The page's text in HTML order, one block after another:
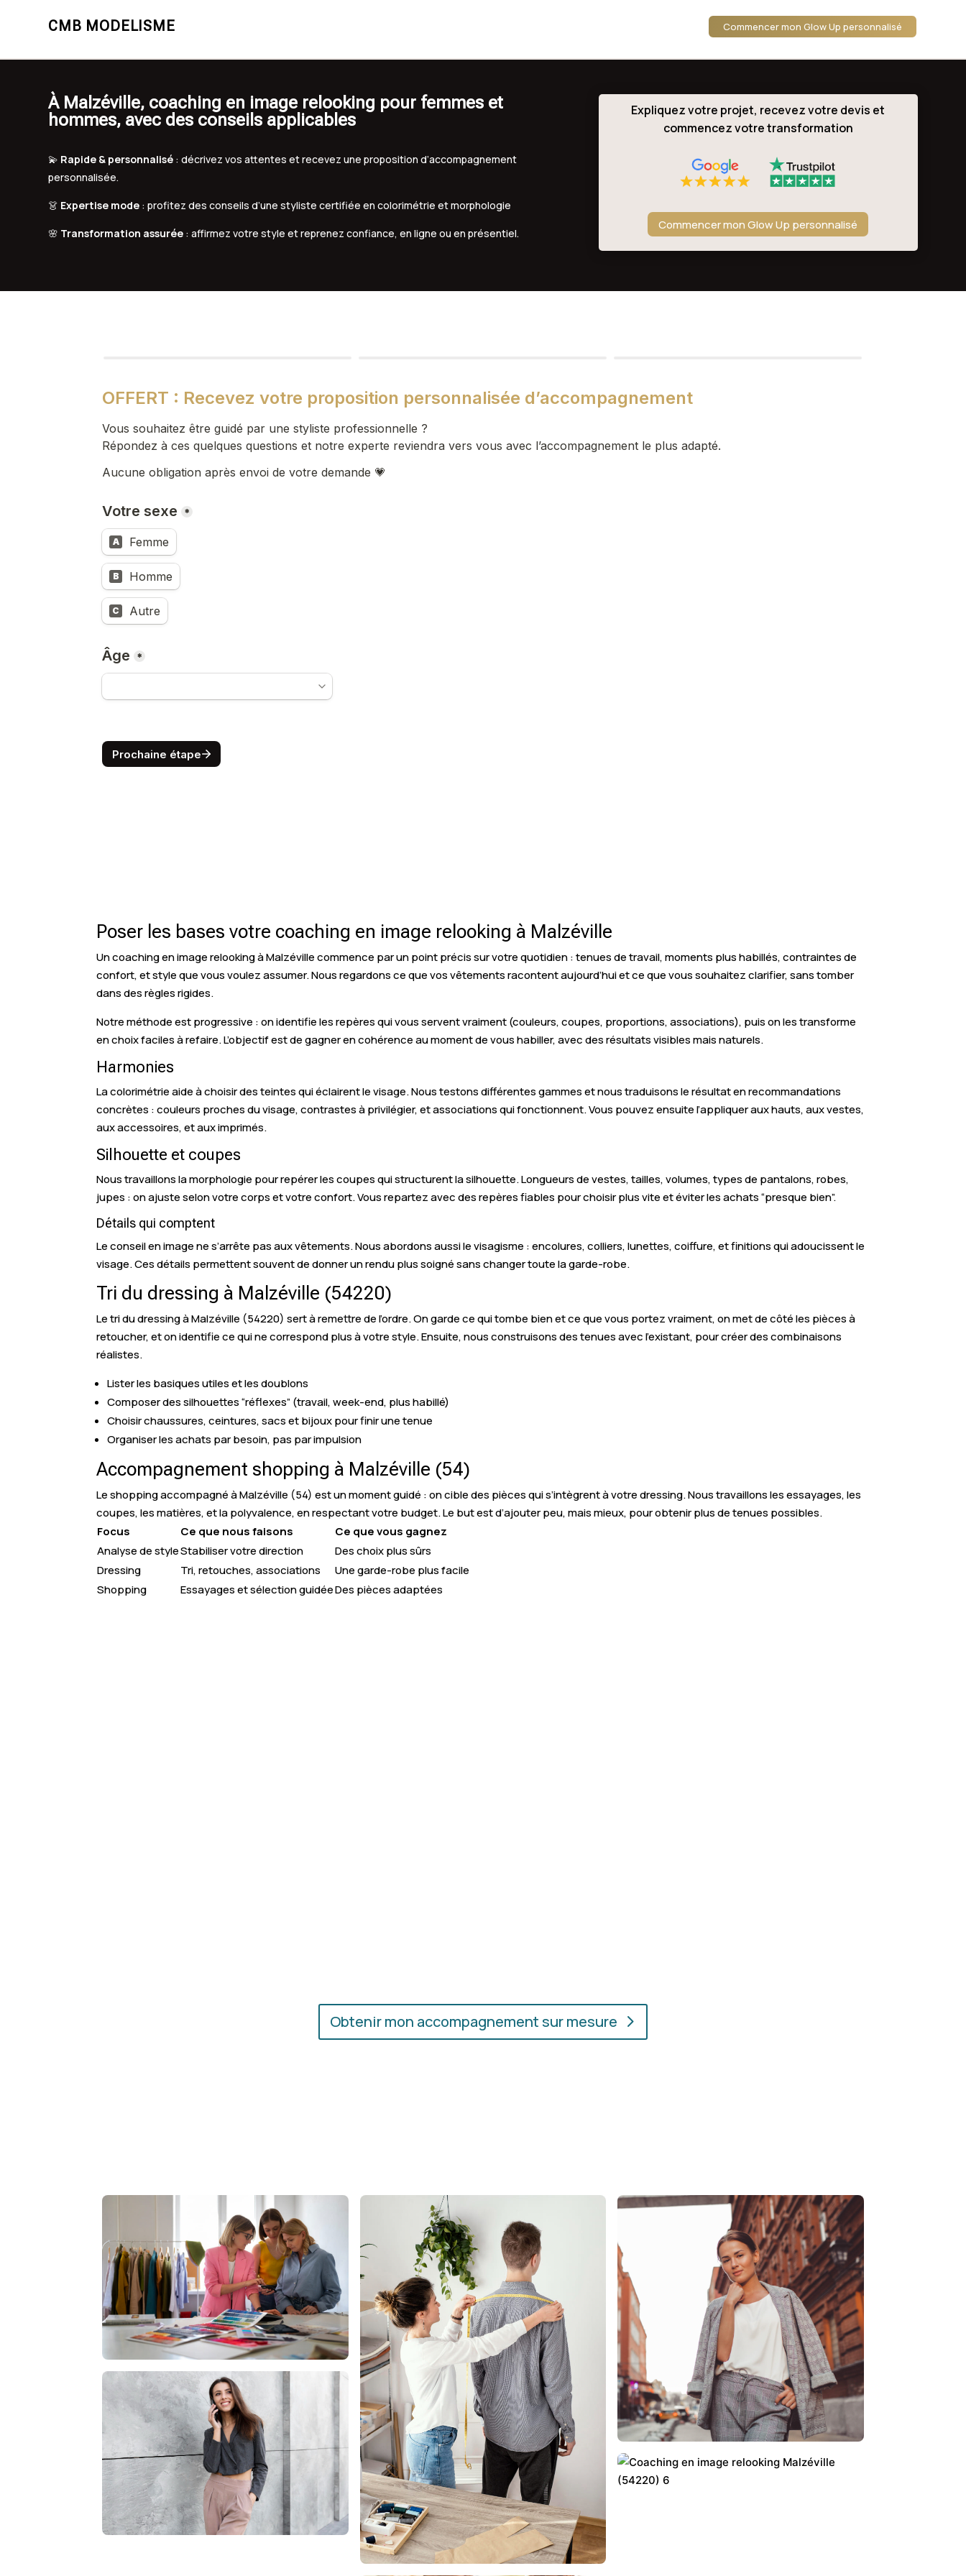
CMB MODELISME Commencer mon Glow Up personnalisé
À Malzéville, coaching en image relooking pour femmes et
hommes, avec des conseils applicables
💫 Rapide & personnalisé : décrivez vos attentes et recevez une proposition d’accompagnement
personnalisée.
👗 Expertise mode : profitez des conseils d’une styliste certifiée en colorimétrie et morphologie
🌸 Transformation assurée : affirmez votre style et reprenez confiance, en ligne ou en présentiel.
Expliquez votre projet, recevez votre devis et
commencez votre transformation
Commencer mon Glow Up personnalisé
Poser les bases votre coaching en image relooking à Malzéville
Un coaching en image relooking à Malzéville commence par un point précis sur votre quotidien : tenues de travail, moments plus habillés, contraintes de
confort, et style que vous voulez assumer. Nous regardons ce que vos vêtements racontent aujourd’hui et ce que vous souhaitez clarifier, sans tomber
dans des règles rigides.
Notre méthode est progressive : on identifie les repères qui vous servent vraiment (couleurs, coupes, proportions, associations), puis on les transforme
en choix faciles à refaire. L’objectif est de gagner en cohérence au moment de vous habiller, avec des résultats visibles mais naturels.
Harmonies
La colorimétrie aide à choisir des teintes qui éclairent le visage. Nous testons différentes gammes et nous traduisons le résultat en recommandations
concrètes : couleurs proches du visage, contrastes à privilégier, et associations qui fonctionnent. Vous pouvez ensuite l’appliquer aux hauts, aux vestes,
aux accessoires, et aux imprimés.
Silhouette et coupes
Nous travaillons la morphologie pour repérer les coupes qui structurent la silhouette. Longueurs de vestes, tailles, volumes, types de pantalons, robes,
jupes : on ajuste selon votre corps et votre confort. Vous repartez avec des repères fiables pour choisir plus vite et éviter les achats “presque bien”.
Détails qui comptent
Le conseil en image ne s’arrête pas aux vêtements. Nous abordons aussi le visagisme : encolures, colliers, lunettes, coiffure, et finitions qui adoucissent le
visage. Ces détails permettent souvent de donner un rendu plus soigné sans changer toute la garde-robe.
Tri du dressing à Malzéville (54220)
Le tri du dressing à Malzéville (54220) sert à remettre de l’ordre. On garde ce qui tombe bien et ce que vous portez vraiment, on met de côté les pièces à
retoucher, et on identifie ce qui ne correspond plus à votre style. Ensuite, nous construisons des tenues avec l’existant, pour créer des combinaisons
réalistes.
Lister les basiques utiles et les doublons
Composer des silhouettes “réflexes” (travail, week-end, plus habillé)
Choisir chaussures, ceintures, sacs et bijoux pour finir une tenue
Organiser les achats par besoin, pas par impulsion
Accompagnement shopping à Malzéville (54)
Le shopping accompagné à Malzéville (54) est un moment guidé : on cible des pièces qui s’intègrent à votre dressing. Nous travaillons les essayages, les
coupes, les matières, et la polyvalence, en respectant votre budget. Le but est d’ajouter peu, mais mieux, pour obtenir plus de tenues possibles.
Focus
Ce que nous faisons
Ce que vous gagnez
Analyse de styleStabiliser votre direction
Des choix plus sûrs
Dressing
Tri, retouches, associations
Une garde-robe plus facile
Shopping
Essayages et sélection guidéeDes pièces adaptées
Obtenir mon accompagnement sur mesure